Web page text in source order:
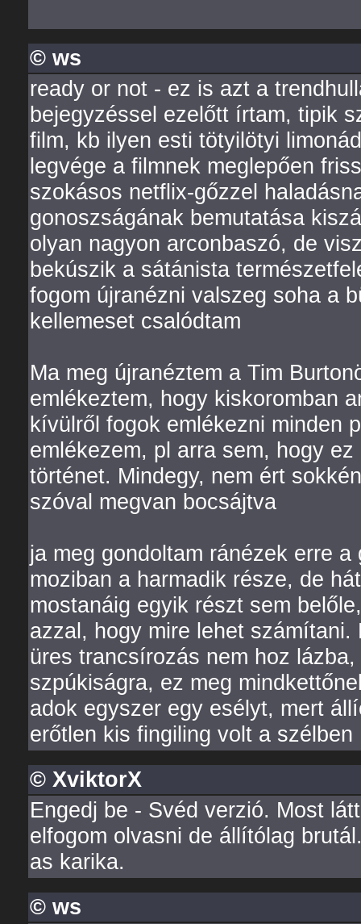
© ws
ready or not - ez is azt a
bejegyzéssel ezelőtt írtam, tipik
film, kb ilyen esti tötyilötyi
legvége a filmnek meglepően
szokásos netflix-gőzzel
gonoszságának bemutatása
olyan nagyon arconbaszó, de
bekúszik a sátánista
fogom újranézni valszeg soha a
kellemeset csalódtam
Ma meg újranéztem a Tim
emlékeztem, hogy kiskoromban
kívülről fogok emlékezni minden
emlékezem, pl arra sem, hogy
történet. Mindegy, nem ért
szóval megvan bocsájtva
ja meg gondoltam ránézek erre
moziban a harmadik része, de
mostanáig egyik részt sem
azzal, hogy mire lehet
üres trancsírozás nem hoz
szpúkiságra, ez meg
adok egyszer egy esélyt, mert
erőtlen kis fingiling volt a szélben
© XviktorX
Engedj be - Svéd verzió. Most
elfogom olvasni de állítólag
as karika.
© ws